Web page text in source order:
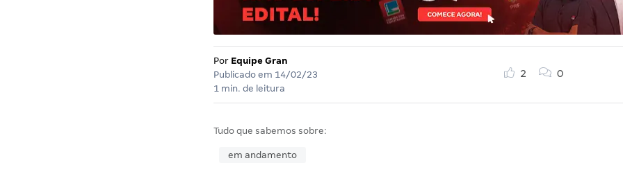
Por Equipe Gran
Publicado em 14/02/23
1 min. de leitura
2 0
Tudo que sabemos sobre:
em andamento